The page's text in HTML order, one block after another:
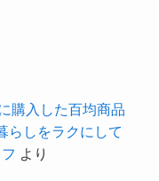
購入した百均商品
らしをラクにして
より